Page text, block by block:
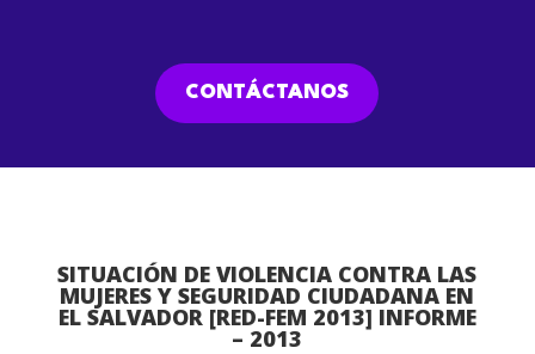
CONTÁCTANOS
SITUACIÓN DE VIOLENCIA CONTRA LAS
MUJERES Y SEGURIDAD CIUDADANA EN
EL SALVADOR [RED-FEM 2013] INFORME
– 2013